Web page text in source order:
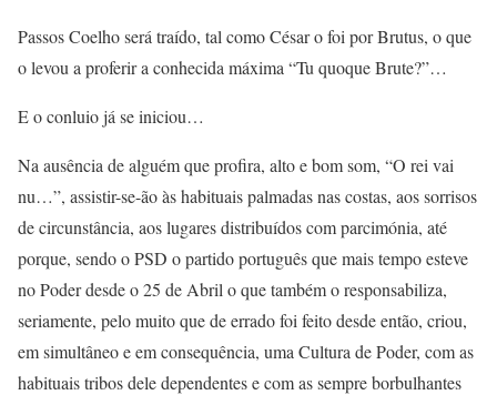
Passos Coelho será traído, tal como César o foi por Brutus, o que
o levou a proferir a conhecida máxima “Tu quoque Brute?”…
E o conluio já se iniciou…
Na ausência de alguém que profira, alto e bom som, “O rei vai
nu…”, assistir-se-ão às habituais palmadas nas costas, aos sorrisos
de circunstância, aos lugares distribuídos com parcimónia, até
porque, sendo o PSD o partido português que mais tempo esteve
no Poder desde o 25 de Abril o que também o responsabiliza,
seriamente, pelo muito que de errado foi feito desde então, criou,
em simultâneo e em consequência, uma Cultura de Poder, com as
habituais tribos dele dependentes e com as sempre borbulhantes